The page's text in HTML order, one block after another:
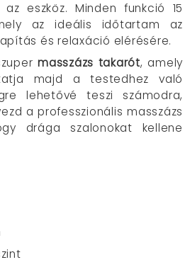
eszköz. Minden funkció 15
az ideális időtartam az
és relaxáció elérésére.
masszázs takarót, amely
majd a testedhez való
lehetővé teszi számodra,
a professzionális masszázs
drága szalonokat kellene